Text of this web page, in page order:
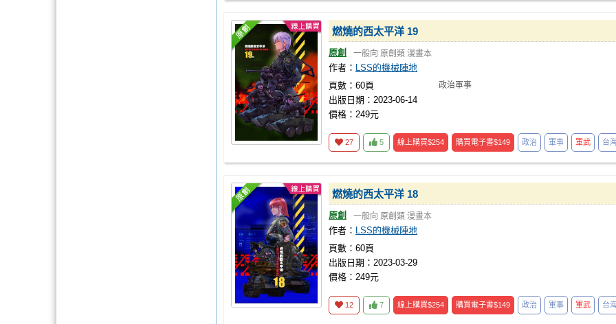
燃燒的西太平洋 19
原創 一般向 原創類 漫畫本
作者： LSS的機械陣地
頁數：60頁
出版日期：2023-06-14
價格：249元
政治軍事
27 5 線上購買$254 購買電子書$149 政治 軍事 軍武 台
燃燒的西太平洋 18
原創 一般向 原創類 漫畫本
作者： LSS的機械陣地
頁數：60頁
出版日期：2023-03-29
價格：249元
12 7 線上購買$254 購買電子書$149 政治 軍事 軍武 台